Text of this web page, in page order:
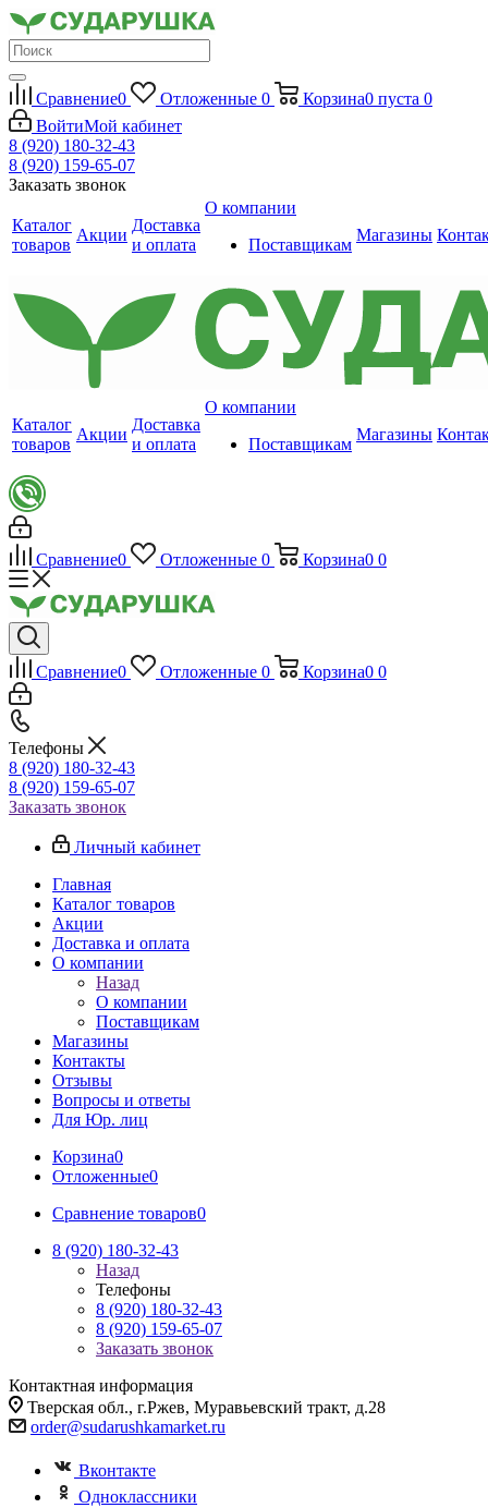
Сравнение0 Отложенные 0 Корзина0 пуста 0
ВойтиМой кабинет
8 (920) 180-32-43
8 (920) 159-65-07
Заказать звонок
Каталог
товаров
Акции
Доставка
и оплата
О компании
Поставщикам
Магазины
Каталог
товаров
Акции
Доставка
и оплата
О компании
Поставщикам
Магазины
Сравнение0 Отложенные 0 Корзина0 0
Сравнение0 Отложенные 0 Корзина0 0
Телефоны
8 (920) 180-32-43
8 (920) 159-65-07
Заказать звонок
Личный кабинет
Главная
Каталог товаров
Акции
Доставка и оплата
О компании
Назад
О компании
Поставщикам
Магазины
Контакты
Отзывы
Вопросы и ответы
Для Юр. лиц
Корзина0
Отложенные0
Сравнение товаров0
8 (920) 180-32-43
Назад
Телефоны
8 (920) 180-32-43
8 (920) 159-65-07
Заказать звонок
Контактная информация
Тверская обл., г.Ржев, Муравьевский тракт, д.28
order@sudarushkamarket.ru
Вконтакте
Одноклассники